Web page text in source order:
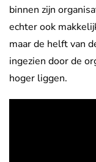
binnen zijn
echter ook
maar de helft van
ingezien door de
hoger liggen.